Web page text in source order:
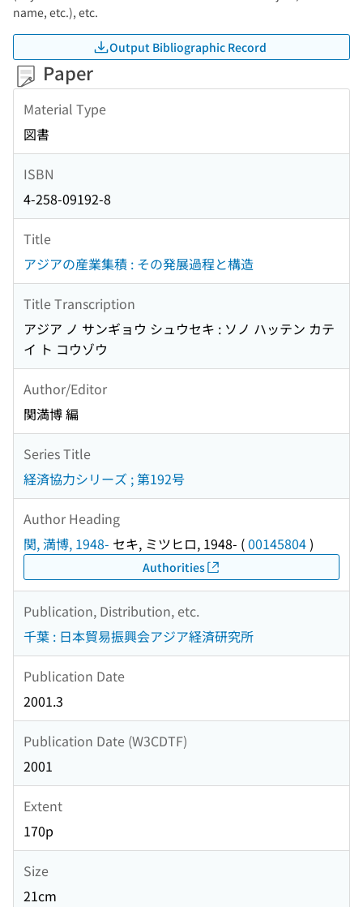
name, etc.), etc.
Output Bibliographic Record
Paper
Material Type
図書
ISBN
4-258-09192-8
Title
アジアの産業集積 : その発展過程と構造
Title Transcription
アジア ノ サンギョウ シュウセキ : ソノ ハッテン カテ
イ ト コウゾウ
Author/Editor
関満博 編
Series Title
経済協力シリーズ ; 第192号
Author Heading
関, 満博, 1948- セキ, ミツヒロ, 1948- (00145804)
Authorities
Publication, Distribution, etc.
千葉 : 日本貿易振興会アジア経済研究所
Publication Date
2001.3
Publication Date (W3CDTF)
2001
Extent
170p
Size
21cm